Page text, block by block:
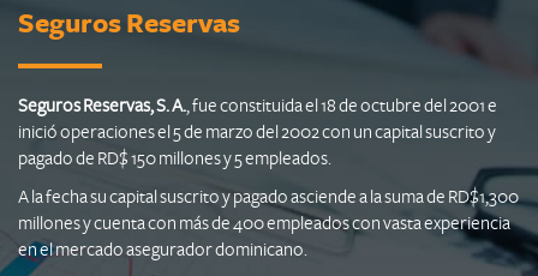
Seguros Reservas
Seguros Reservas, S. A., fue constituida el 18 de octubre del 2001 e
inició operaciones el 5 de marzo del 2002 con un capital suscrito y
pagado de RD$ 150 millones y 5 empleados.
A la fecha su capital suscrito y pagado asciende a la suma de RD$1,300
millones y cuenta con más de 400 empleados con vasta experiencia
en el mercado asegurador dominicano.